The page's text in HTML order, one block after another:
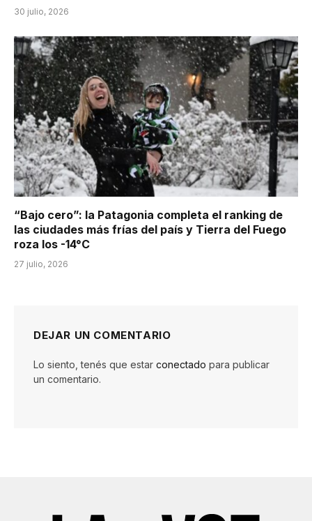
30 julio, 2026
“Bajo cero”: la Patagonia completa el ranking de
las ciudades más frías del país y Tierra del Fuego
roza los -14°C
27 julio, 2026
DEJAR UN COMENTARIO
Lo siento, tenés que estar conectado para publicar
un comentario.